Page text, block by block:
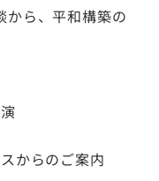
から、平和構築の
からのご案内